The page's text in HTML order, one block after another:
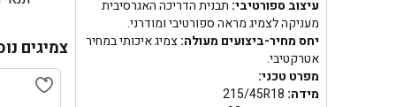
עיצוב ספורטיבי: תבנית הדריכה האגרסיבית
מעניקה לצמיג מראה ספורטיבי ומודרני.
יחס מחיר-ביצועים מעולה:צמיג איכותי במחיר
אטרקטיבי.
מפרט טכני:
מידה:
צמיגים